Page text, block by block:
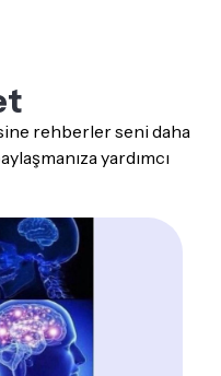
getirir. Döngüsel
kompakt
ve yayılmasını sağlar.
rehberler seni daha
yardımcı